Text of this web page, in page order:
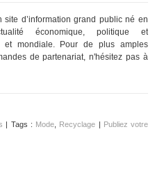
site d’information grand public né en
économique, politique et
et mondiale. Pour de plus amples
de partenariat, n'hésitez pas à
| Tags : Mode Recyclage | Publiez votre